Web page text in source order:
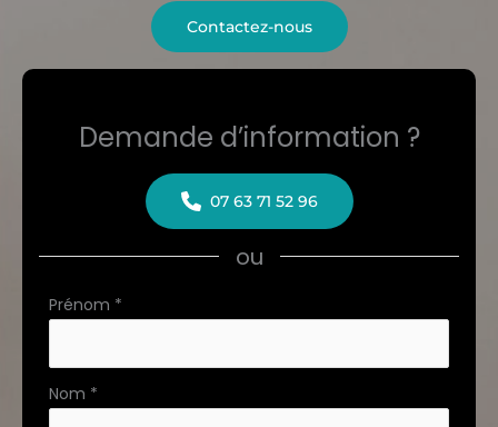
Contactez-nous
Demande d’information ?
07 63 71 52 96
ou
Formulaire
téléphone
Prénom *
Nom *